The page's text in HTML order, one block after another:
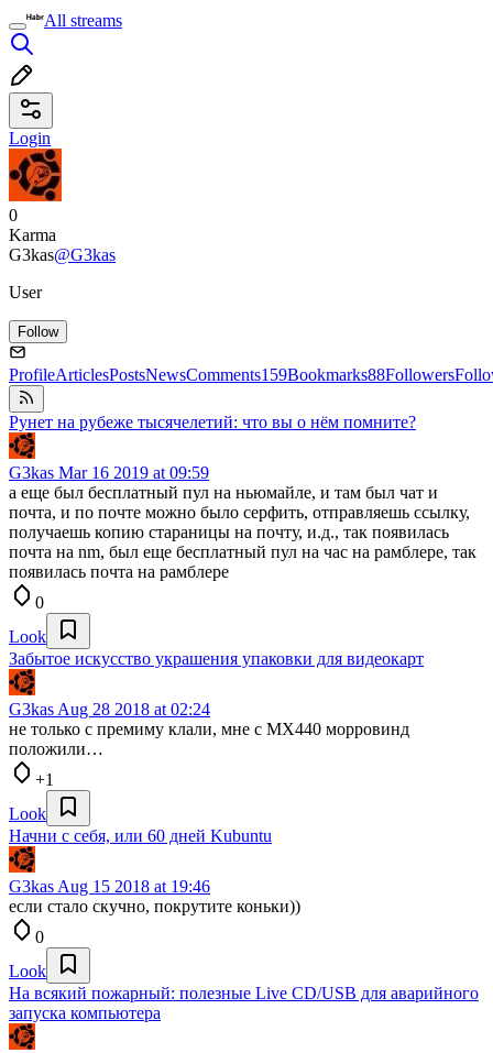
All streams
Login
0
Karma
G3kas@G3kas
User
Follow
ProfileArticlesPostsNewsComments159Bookmarks88Followers
Рунет на рубеже тысячелетий: что вы о нём помните?
G3kas Mar 16 2019 at 09:59
а еще был бесплатный пул на ньюмайле, и там был чат и
почта, и по почте можно было серфить, отправляешь ссылку,
получаешь копию стараницы на почту, и.д., так появилась
почта на nm, был еще бесплатный пул на час на рамблере, так
появилась почта на рамблере
0
Look
Забытое искусство украшения упаковки для видеокарт
G3kas Aug 28 2018 at 02:24
не только с премиму клали, мне с MX440 морровинд
положили…
+1
Look
Начни с себя, или 60 дней Kubuntu
G3kas Aug 15 2018 at 19:46
если стало скучно, покрутите коньки))
0
Look
На всякий пожарный: полезные Live CD/USB для аварийного
запуска компьютера